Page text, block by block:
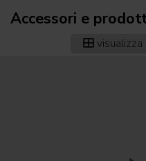
Accessori e
visualizza